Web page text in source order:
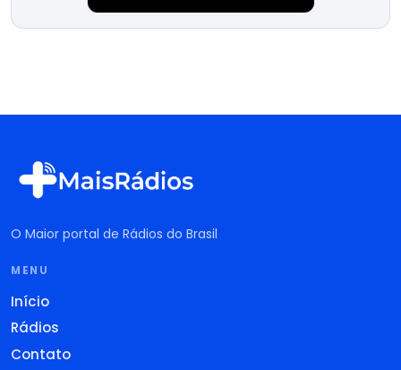
O Maior portal de Rádios do Brasil
MENU
Início
Rádios
Contato